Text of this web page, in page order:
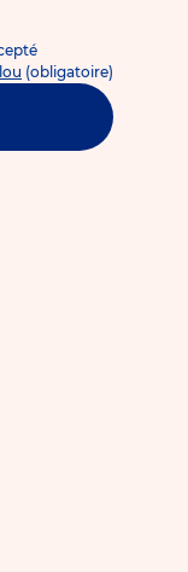
(obligatoire)